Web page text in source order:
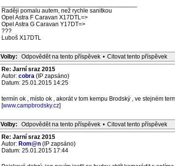
Raději pomalu autem, než rychle sanitkou
Opel Astra F Caravan X17DTL=>
Opel Astra G Caravan Y17DT=>
???
Luboš X17DTL
Volby: Odpovědět na tento příspěvek • Citovat tento příspěvek
Re: Jarní sraz 2015
Autor: cobra (IP zapsáno)
Datum: 25.01.2015 14:25
termín ok , místo ok , akorát v tom kempu Brodský , ve stejném
[www.campbrodsky.cz]
Volby: Odpovědět na tento příspěvek • Citovat tento příspěvek
Re: Jarní sraz 2015
Autor: Rom@n (IP zapsáno)
Datum: 25.01.2015 17:44